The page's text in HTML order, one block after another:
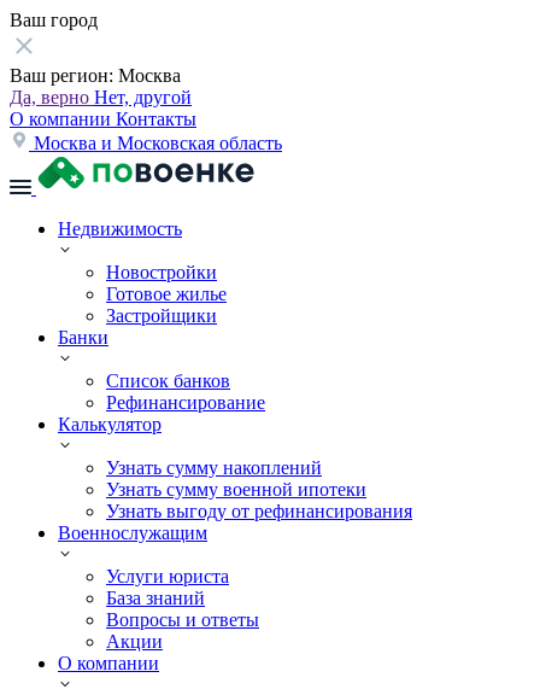
Ваш город
Ваш регион: Москва
Да, верно Нет, другой
О компании Контакты
Москва и Московская область
Недвижимость
Новостройки
Готовое жилье
Застройщики
Банки
Список банков
Рефинансирование
Калькулятор
Узнать сумму накоплений
Узнать сумму военной ипотеки
Узнать выгоду от рефинансирования
Военнослужащим
Услуги юриста
База знаний
Вопросы и ответы
Акции
О компании